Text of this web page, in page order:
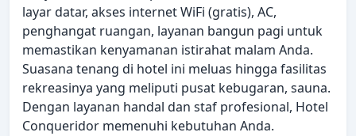
layar datar, akses internet WiFi (gratis), AC,
penghangat ruangan, layanan bangun pagi untuk
memastikan kenyamanan istirahat malam Anda.
Suasana tenang di hotel ini meluas hingga fasilitas
rekreasinya yang meliputi pusat kebugaran, sauna.
Dengan layanan handal dan staf profesional, Hotel
Conqueridor memenuhi kebutuhan Anda.